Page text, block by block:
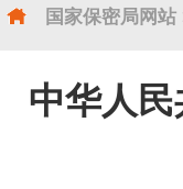
国家保密局网站
中华人